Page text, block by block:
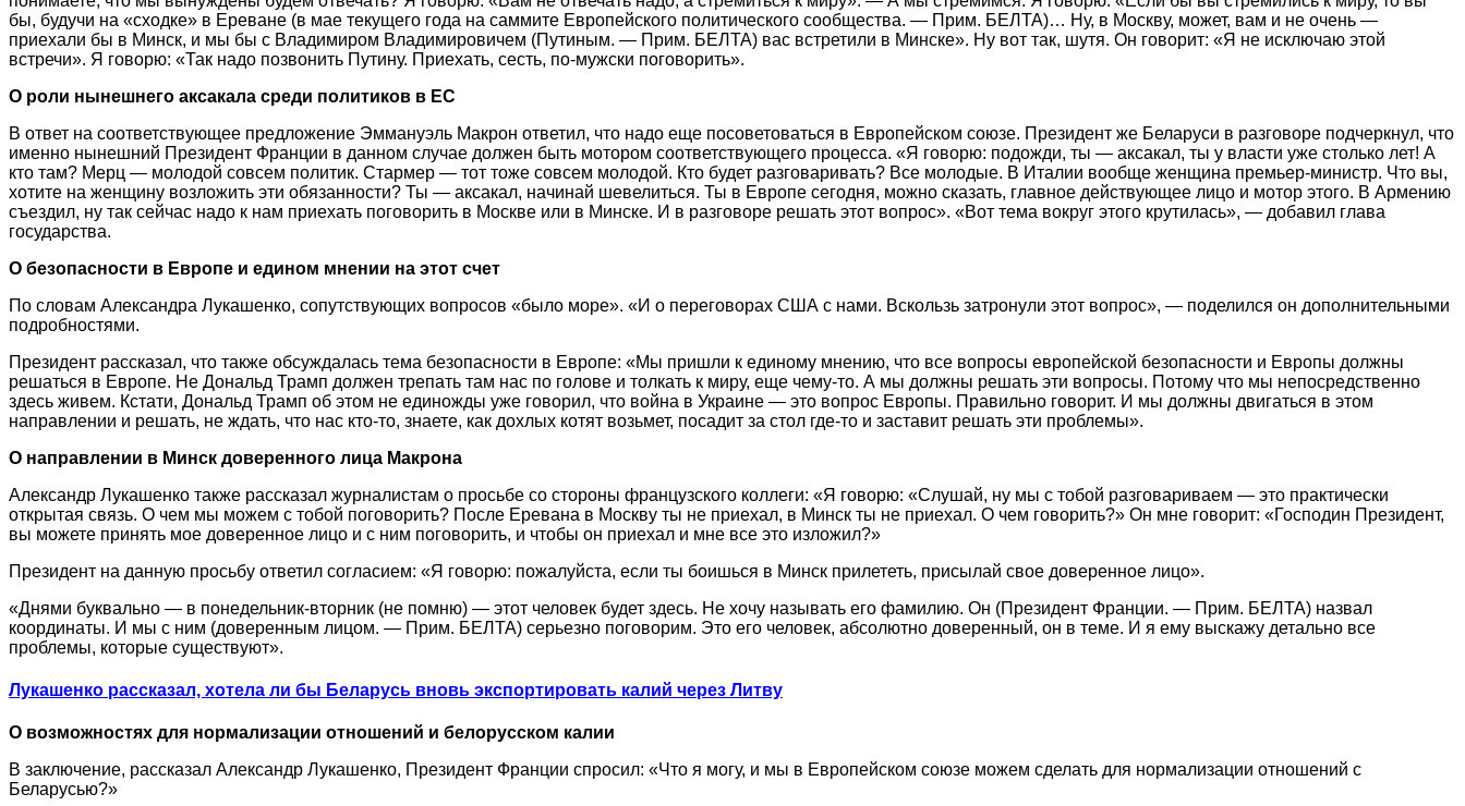
бы, будучи на «сходке» в Ереване (в мае текущего года на саммите Европейского политического сообщества. — Прим. БЕЛТА)… Ну, в Москву, может, вам и не очень —
приехали бы в Минск, и мы бы с Владимиром Владимировичем (Путиным. — Прим. БЕЛТА) вас встретили в Минске». Ну вот так, шутя. Он говорит: «Я не исключаю этой
встречи». Я говорю: «Так надо позвонить Путину. Приехать, сесть, по-мужски поговорить».
О роли нынешнего аксакала среди политиков в ЕС
В ответ на соответствующее предложение Эммануэль Макрон ответил, что надо еще посоветоваться в Европейском союзе. Президент же Беларуси в разговоре подчеркнул, что
именно нынешний Президент Франции в данном случае должен быть мотором соответствующего процесса. «Я говорю: подожди, ты — аксакал, ты у власти уже столько лет! А
кто там? Мерц — молодой совсем политик. Стармер — тот тоже совсем молодой. Кто будет разговаривать? Все молодые. В Италии вообще женщина премьер-министр. Что вы,
хотите на женщину возложить эти обязанности? Ты — аксакал, начинай шевелиться. Ты в Европе сегодня, можно сказать, главное действующее лицо и мотор этого. В Армению
съездил, ну так сейчас надо к нам приехать поговорить в Москве или в Минске. И в разговоре решать этот вопрос». «Вот тема вокруг этого крутилась», — добавил глава
государства.
О безопасности в Европе и едином мнении на этот счет
По словам Александра Лукашенко, сопутствующих вопросов «было море». «И о переговорах США с нами. Вскользь затронули этот вопрос», — поделился он дополнительными
подробностями.
Президент рассказал, что также обсуждалась тема безопасности в Европе: «Мы пришли к единому мнению, что все вопросы европейской безопасности и Европы должны
решаться в Европе. Не Дональд Трамп должен трепать там нас по голове и толкать к миру, еще чему-то. А мы должны решать эти вопросы. Потому что мы непосредственно
здесь живем. Кстати, Дональд Трамп об этом не единожды уже говорил, что война в Украине — это вопрос Европы. Правильно говорит. И мы должны двигаться в этом
направлении и решать, не ждать, что нас кто-то, знаете, как дохлых котят возьмет, посадит за стол где-то и заставит решать эти проблемы».
О направлении в Минск доверенного лица Макрона
Александр Лукашенко также рассказал журналистам о просьбе со стороны французского коллеги: «Я говорю: «Слушай, ну мы с тобой разговариваем — это практически
открытая связь. О чем мы можем с тобой поговорить? После Еревана в Москву ты не приехал, в Минск ты не приехал. О чем говорить?» Он мне говорит: «Господин Президент,
вы можете принять мое доверенное лицо и с ним поговорить, и чтобы он приехал и мне все это изложил?»
Президент на данную просьбу ответил согласием: «Я говорю: пожалуйста, если ты боишься в Минск прилететь, присылай свое доверенное лицо».
«Днями буквально — в понедельник-вторник (не помню) — этот человек будет здесь. Не хочу называть его фамилию. Он (Президент Франции. — Прим. БЕЛТА) назвал
координаты. И мы с ним (доверенным лицом. — Прим. БЕЛТА) серьезно поговорим. Это его человек, абсолютно доверенный, он в теме. И я ему выскажу детально все
проблемы, которые существуют».
Лукашенко рассказал, хотела ли бы Беларусь вновь экспортировать калий через Литву
О возможностях для нормализации отношений и белорусском калии
В заключение, рассказал Александр Лукашенко, Президент Франции спросил: «Что я могу, и мы в Европейском союзе можем сделать для нормализации отношений с
Беларусью?»